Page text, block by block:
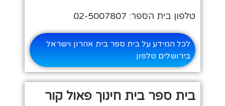
טלפון בית הספר: 02-5007807
לכל המידע על בית ספר בית אהרון וישראל
בירושלים טלפון
בית ספר בית חינוך פאול קור